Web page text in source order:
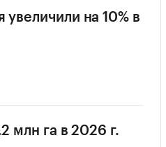
на 10% в
млн га в 2026 г.